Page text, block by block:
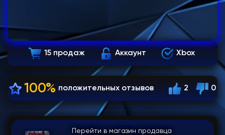
15 продаж Аккаунт Xbox
100% положительных отзывов 2 0
Перейти в магазин продавца